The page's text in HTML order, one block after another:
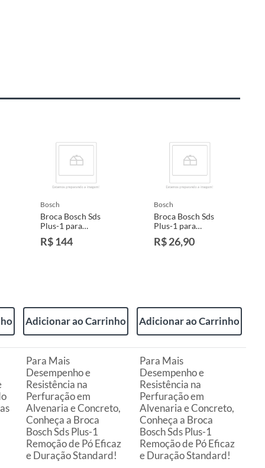
bosch
Broca Bosch Sds
Plus-1 para
Concreto
25x200x260mm
R$ 144
Adicionar ao Carrinho
bosch
Broca Bosch Sds
Plus-1 para
Concreto
14x100x160mm
R$ 26,90
Adicionar ao Carrinho
Para Mais
Desempenho e
Resistência na
Perfuração em
Alvenaria e Concreto,
Conheça a Broca
Bosch Sds Plus-1
Remoção de Pó Eficaz
e Duração Standard!
Para Mais
Desempenho e
Resistência na
Perfuração em
Alvenaria e Concreto,
Conheça a Broca
Bosch Sds Plus-1
Remoção de Pó Eficaz
e Duração Standard!